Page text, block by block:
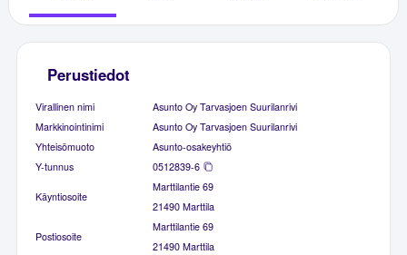
Perustiedot
Virallinen nimi
Asunto Oy Tarvasjoen Suurilanrivi
Markkinointinimi
Asunto Oy Tarvasjoen Suurilanrivi
Yhteisömuoto
Asunto-osakeyhtiö
Y-tunnus
0512839-6
Käyntiosoite
Marttilantie 69
21490 Marttila
Postiosoite
Marttilantie 69
21490 Marttila